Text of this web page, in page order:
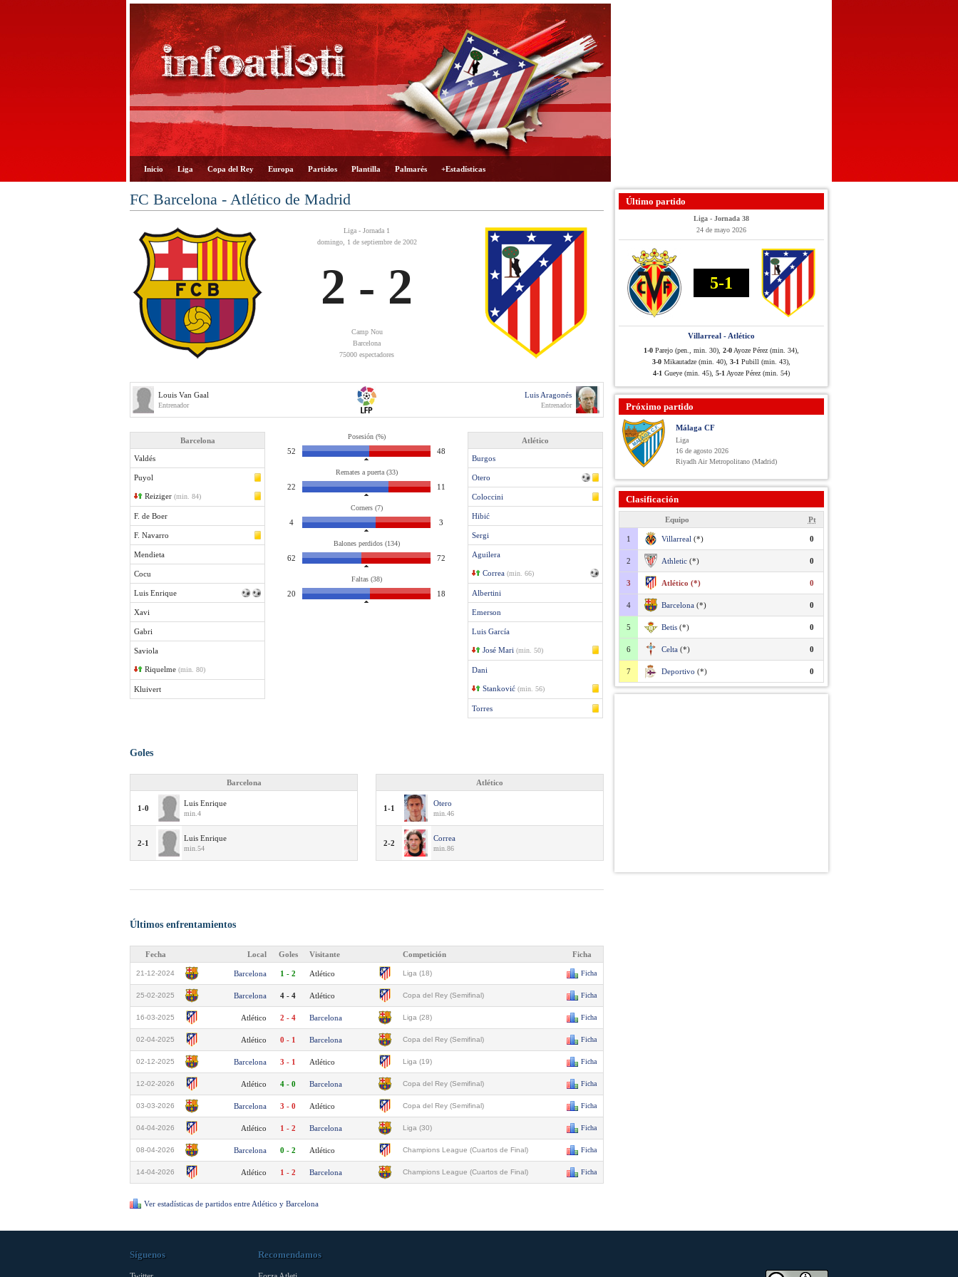
Inicio Liga Copa del Rey Europa Partidos Plantilla Palmarés +Estadísticas
FC Barcelona - Atlético de Madrid
Liga - Jornada 1
domingo, 1 de septiembre de 2002
2 - 2
Camp Nou
Barcelona
75000 espectadores
Louis Van Gaal
Entrenador
Luis Aragonés
Entrenador
Barcelona
Valdés
Puyol
Reiziger (min. 84)
F. de Boer
F. Navarro
Mendieta
Cocu
Luis Enrique
Xavi
Gabri
Saviola
Riquelme (min. 80)
Kluivert
Posesión (%)
52 48
Remates a puerta (33)
22 11
Corners (7)
4 3
Balones perdidos (134)
62 72
Faltas (38)
20 18
Atlético
Burgos
Otero
Coloccini
Hibić
Sergi
Aguilera
Correa (min. 66)
Albertini
Emerson
Luis García
José Mari (min. 50)
Dani
Stanković (min. 56)
Torres
Goles
Barcelona
1-0
Luis Enrique
min.4
2-1
Luis Enrique
min.54
Atlético
1-1
Otero
min.46
2-2
Correa
min.86
Últimos enfrentamientos
Fecha Local Goles Visitante Competición Ficha
21-12-2024 Barcelona 1 - 2 Atlético Liga (18) Ficha
25-02-2025 Barcelona 4 - 4 Atlético Copa del Rey (Semifinal) Ficha
16-03-2025 Atlético 2 - 4 Barcelona Liga (28) Ficha
02-04-2025 Atlético 0 - 1 Barcelona Copa del Rey (Semifinal) Ficha
02-12-2025 Barcelona 3 - 1 Atlético Liga (19) Ficha
12-02-2026 Atlético 4 - 0 Barcelona Copa del Rey (Semifinal) Ficha
03-03-2026 Barcelona 3 - 0 Atlético Copa del Rey (Semifinal) Ficha
04-04-2026 Atlético 1 - 2 Barcelona Liga (30) Ficha
08-04-2026 Barcelona 0 - 2 Atlético Champions League (Cuartos de Final) Ficha
14-04-2026 Atlético 1 - 2 Barcelona Champions League (Cuartos de Final) Ficha
Ver estadísticas de partidos entre Atlético y Barcelona
Último partido
Liga - Jornada 38
24 de mayo 2026
5-1
Villarreal - Atlético
1-0 Parejo (pen., min. 30), 2-0 Ayoze Pérez (min. 34),
3-0 Mikautadze (min. 40), 3-1 Pubill (min. 43),
4-1 Gueye (min. 45), 5-1 Ayoze Pérez (min. 54)
Próximo partido
Málaga CF
Liga
16 de agosto 2026
Riyadh Air Metropolitano (Madrid)
Clasificación
Equipo Pt
1 Villarreal (*) 0
2 Athletic (*) 0
3 Atlético (*) 0
4 Barcelona (*) 0
5 Betis (*) 0
6 Celta (*) 0
7 Deportivo (*) 0
Síguenos Recomendamos